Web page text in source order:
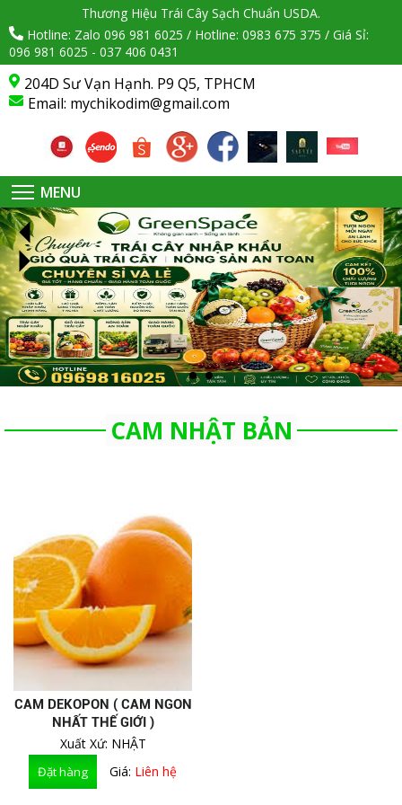
Thương Hiệu Trái Cây Sạch Chuẩn USDA.
Hotline: Zalo 096 981 6025 / Hotline: 0983 675 375 / Giá Sỉ:
096 981 6025 - 037 406 0431
204D Sư Vạn Hạnh. P9 Q5, TPHCM
Email: mychikodim@gmail.com
MENU
CAM NHẬT BẢN
CAM DEKOPON ( CAM NGON
NHẤT THẾ GIỚI )
Xuất Xứ: NHẬT
Giá: Liên hệ